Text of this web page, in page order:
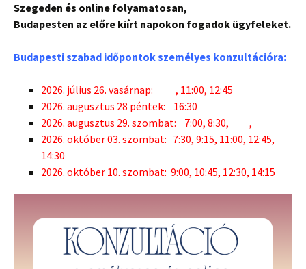
Szegeden és online folyamatosan,
Budapesten az előre kiírt napokon fogadok ügyfeleket.
Budapesti szabad időpontok személyes konzultációra:
2026. július 26. vasárnap: , 11:00, 12:45
2026. augusztus 28 péntek:
16:30
2026. augusztus 29. szombat: 7:00, 8:30, ,
2026. október 03. szombat: 7:30, 9:15, 11:00, 12:45,
14:30
2026. október 10. szombat: 9:00, 10:45, 12:30, 14:15